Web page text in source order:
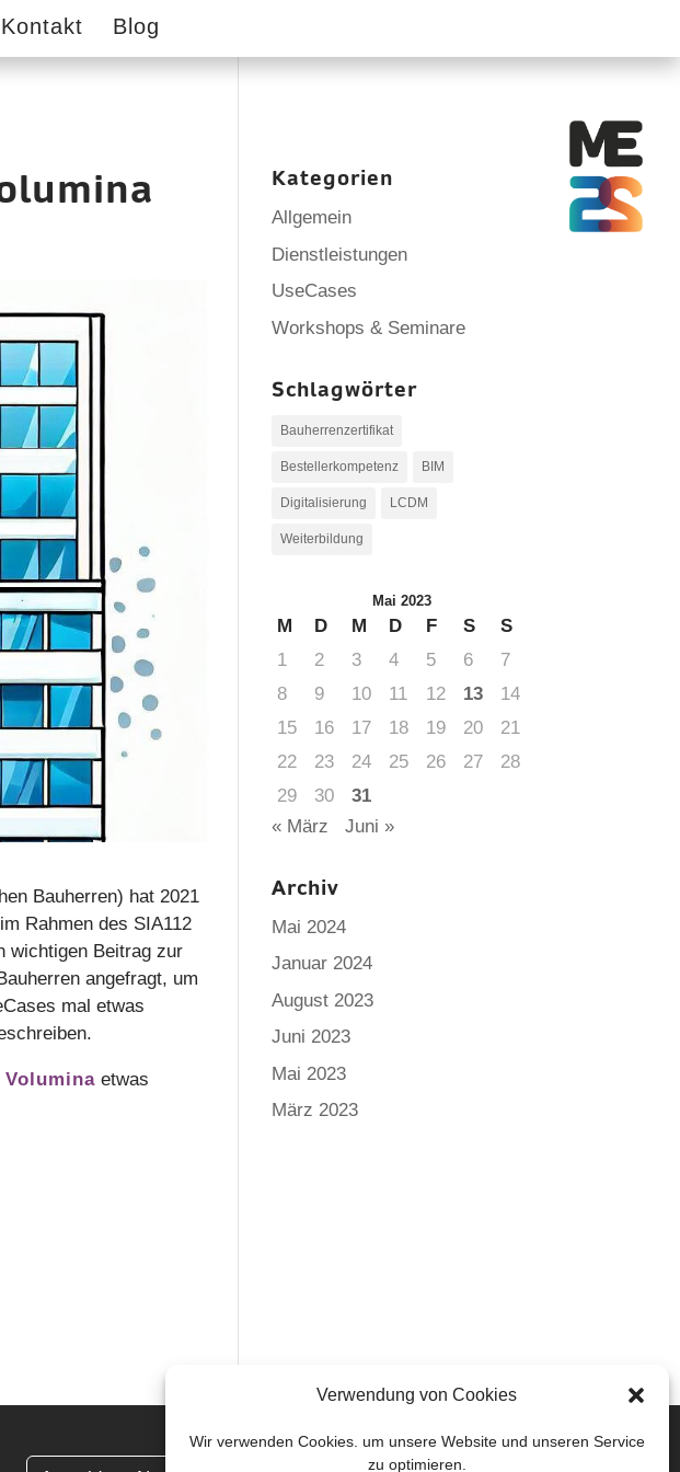
Verwendung von Cookies
Wir verwenden Cookies. um unsere Website und unseren Service
zu optimieren.
Kontakt Blog
Bauherren) hat 2021
Rahmen des SIA112
wichtigen Beitrag zur
angefragt, um
mal etwas
Volumina etwas
Kategorien
Allgemein
Dienstleistungen
UseCases
Workshops & Seminare
Schlagwörter
Bauherrenzertifikat
Bestellerkompetenz BIM
Digitalisierung LCDM
Weiterbildung
Mai 2023
M D M D F S
S
1
2 3 4 5 6
7
8
9 10 11 12 13
14
15
16 17 18 19 20
21
22
23 24 25 26 27
28
29
30
31
« März
Juni »
Archiv
Mai 2024
Januar 2024
August 2023
Juni 2023
Mai 2023
März 2023